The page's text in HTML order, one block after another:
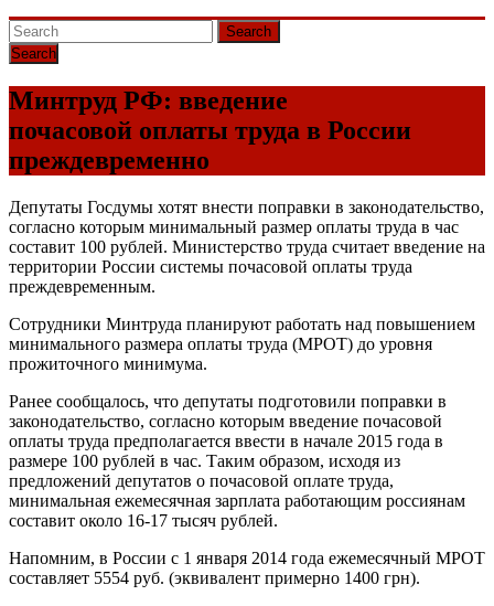
Search
Минтруд РФ: введение
почасовой оплаты труда в России
преждевременно
Депутаты Госдумы хотят внести поправки в законодательство,
согласно которым минимальный размер оплаты труда в час
составит 100 рублей. Министерство труда считает введение на
территории России системы почасовой оплаты труда
преждевременным.
Сотрудники Минтруда планируют работать над повышением
минимального размера оплаты труда (МРОТ) до уровня
прожиточного минимума.
Ранее сообщалось, что депутаты подготовили поправки в
законодательство, согласно которым введение почасовой
оплаты труда предполагается ввести в начале 2015 года в
размере 100 рублей в час. Таким образом, исходя из
предложений депутатов о почасовой оплате труда,
минимальная ежемесячная зарплата работающим россиянам
составит около 16-17 тысяч рублей.
Напомним, в России с 1 января 2014 года ежемесячный МРОТ
составляет 5554 руб. (эквивалент примерно 1400 грн).